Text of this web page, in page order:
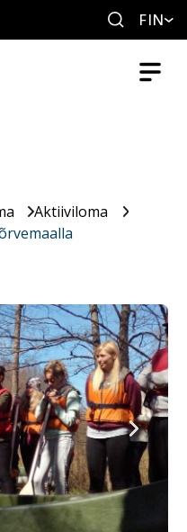
FIN
Aktiiviloma